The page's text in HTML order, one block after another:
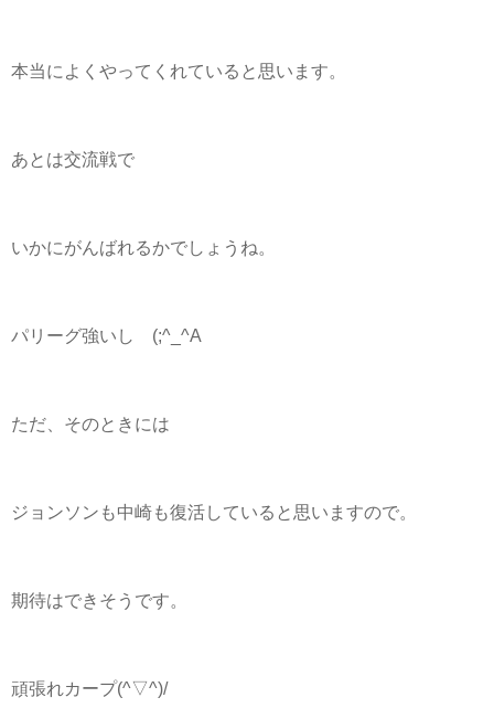
本当によくやってくれていると思います。
あとは交流戦で
いかにがんばれるかでしょうね。
パリーグ強いし (;^_^A
ただ、そのときには
ジョンソンも中崎も復活していると思いますので。
期待はできそうです。
頑張れカープ(^▽^)/